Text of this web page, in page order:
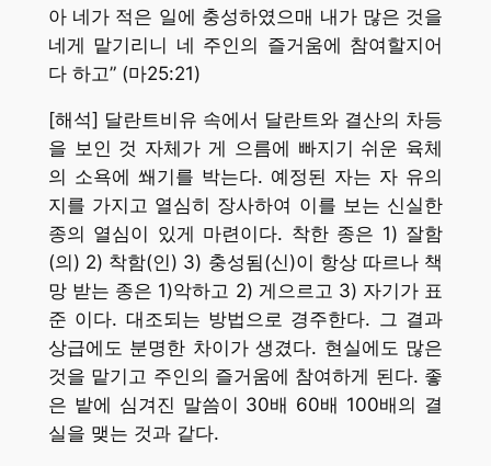
아 네가 적은 일에 충성하였으매 내가 많은 것을
네게 맡기리니 네 주인의 즐거움에 참여할지어
다 하고” (마25:21)
[해석] 달란트비유 속에서 달란트와 결산의 차등
을 보인 것 자체가 게 으름에 빠지기 쉬운 육체
의 소욕에 쐐기를 박는다. 예정된 자는 자 유의
지를 가지고 열심히 장사하여 이를 보는 신실한
종의 열심이 있게 마련이다. 착한 종은 1) 잘함
(의) 2) 착함(인) 3) 충성됨(신)이 항상 따르나 책
망 받는 종은 1)악하고 2) 게으르고 3) 자기가 표
준 이다. 대조되는 방법으로 경주한다. 그 결과
상급에도 분명한 차이가 생겼다. 현실에도 많은
것을 맡기고 주인의 즐거움에 참여하게 된다. 좋
은 밭에 심겨진 말씀이 30배 60배 100배의 결
실을 맺는 것과 같다.